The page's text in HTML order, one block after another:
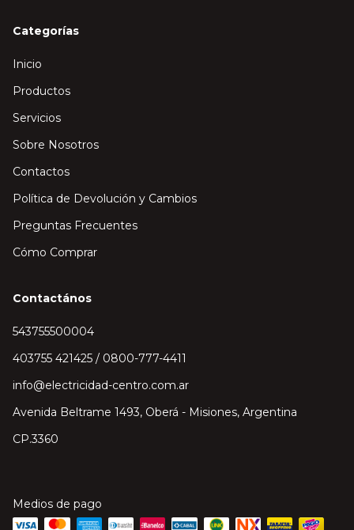
Categorías
Inicio
Productos
Servicios
Sobre Nosotros
Contactos
Política de Devolución y Cambios
Preguntas Frecuentes
Cómo Comprar
Contactános
543755500004
403755 421425 / 0800-777-4411
info@electricidad-centro.com.ar
Avenida Beltrame 1493, Oberá - Misiones, Argentina
CP.3360
Medios de pago